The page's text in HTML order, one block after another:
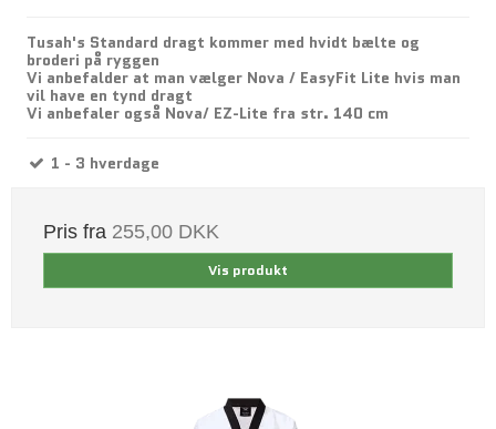
Tusah's Standard dragt kommer med hvidt bælte og
broderi på ryggen
Vi anbefalder at man vælger Nova / EasyFit Lite hvis man
vil have en tynd dragt
Vi anbefaler også Nova/ EZ-Lite fra str. 140 cm
1 - 3 hverdage
Pris fra 255,00 DKK
Vis produkt